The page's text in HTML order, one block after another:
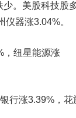
。美股科技股
器涨3.04%。
纽星能源涨
行涨3.39%，花